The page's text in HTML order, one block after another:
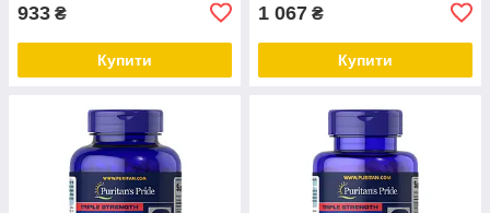
933 ₴
Купити
1 067 ₴
Купити